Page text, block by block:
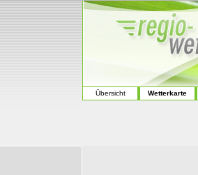
Übersicht Wetterkarte